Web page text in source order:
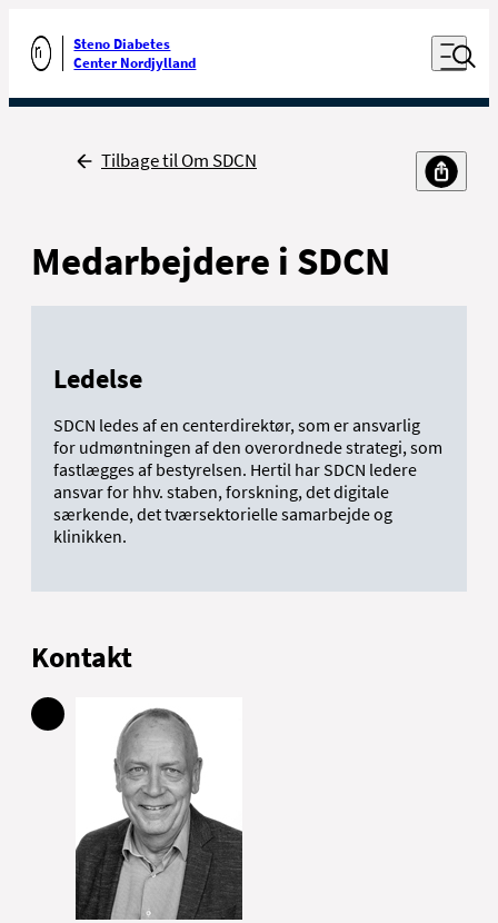
Gå til forsiden
Steno Diabetes
Center Nordjylland
Åben
Udfør søgning
Tilbage
Tilbage til Om SDCN
Medarbejdere i SDCN
Ledelse
SDCN ledes af en centerdirektør, som er ansvarlig
for udmøntningen af den overordnede strategi, som
fastlægges af bestyrelsen. Hertil har SDCN ledere
ansvar for hhv. staben, forskning, det digitale
særkende, det tværsektorielle samarbejde og
klinikken.
Kontakt